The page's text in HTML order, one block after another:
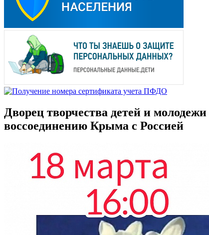
Дворец творчества детей и
воссоединению Крыма с Россией